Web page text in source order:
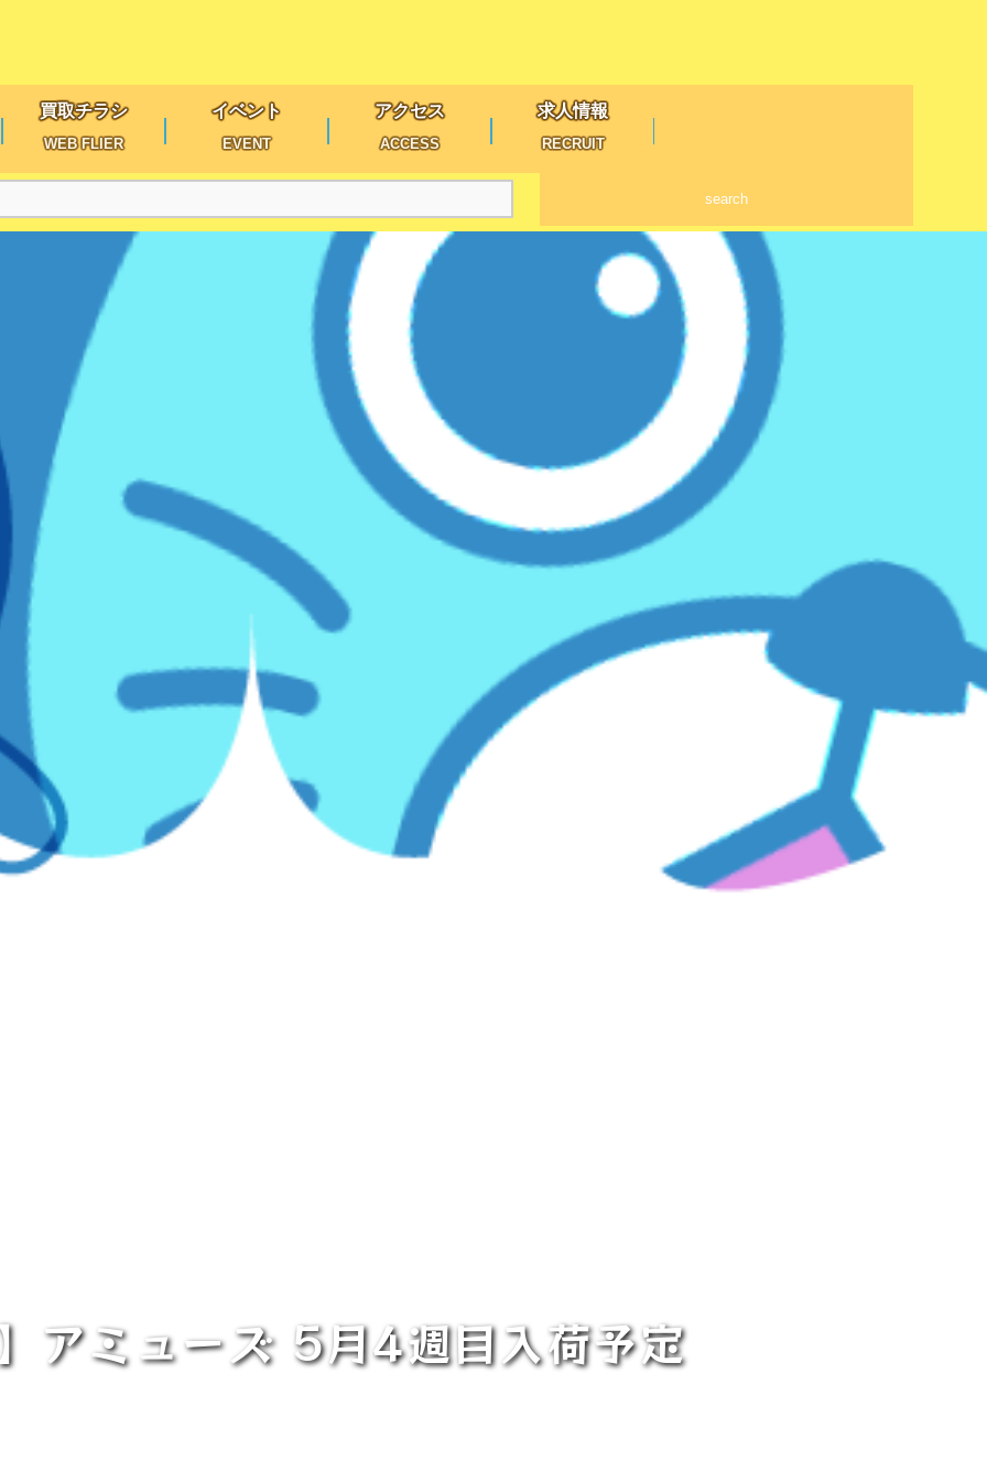
買取チラシ
WEB FLIER
イベント
EVENT
アクセス
ACCESS
求人情報
RECRUIT
search
アミューズ 5月4週目入荷予定